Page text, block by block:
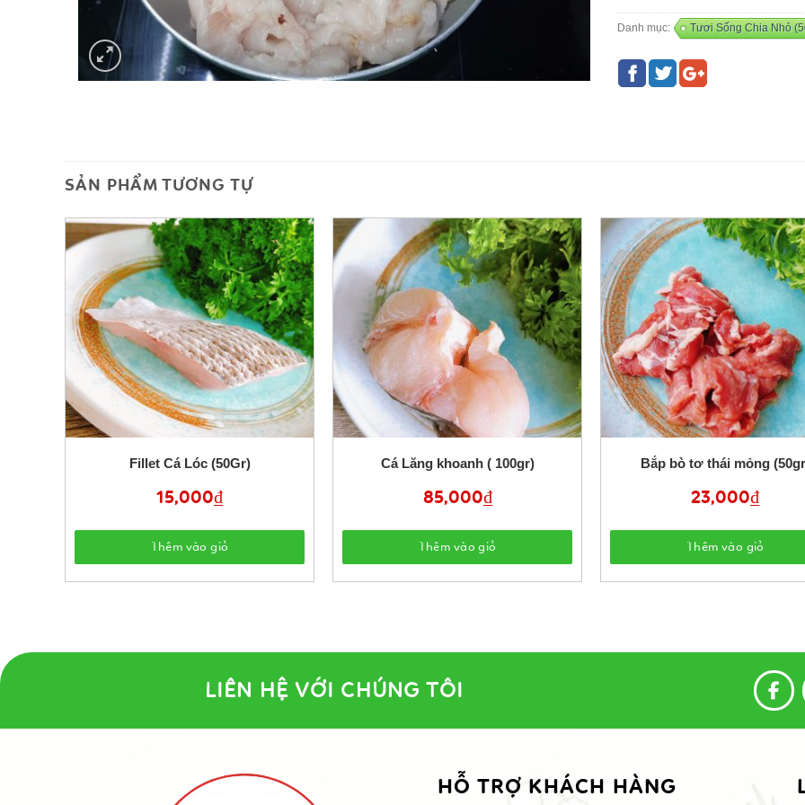
Danh mục: Tươi Sống Chia Nhỏ
SẢN PHẨM TƯƠNG TỰ
Fillet Cá Lóc (50Gr)
15,000₫
Thêm vào giỏ
Cá Lăng khoanh ( 100gr)
85,000₫
Thêm vào giỏ
Bắp bò tơ thái mỏng
23,000₫
Thêm vào giỏ
LIÊN HỆ VỚI CHÚNG TÔI
HỖ TRỢ KHÁCH HÀNG